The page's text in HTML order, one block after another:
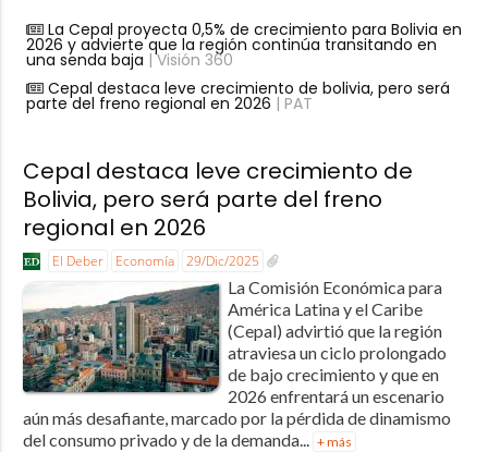
La Cepal proyecta 0,5% de crecimiento para Bolivia en
2026 y advierte que la región continúa transitando en
una senda baja | Visión 360
Cepal destaca leve crecimiento de bolivia, pero será
parte del freno regional en 2026 | PAT
Cepal destaca leve crecimiento de
Bolivia, pero será parte del freno
regional en 2026
El Deber Economía 29/Dic/2025
La Comisión Económica para
América Latina y el Caribe
(Cepal) advirtió que la región
atraviesa un ciclo prolongado
de bajo crecimiento y que en
2026 enfrentará un escenario
aún más desafiante, marcado por la pérdida de dinamismo
del consumo privado y de la demanda... + más